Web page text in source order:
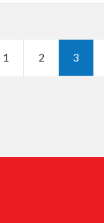
1 2 3